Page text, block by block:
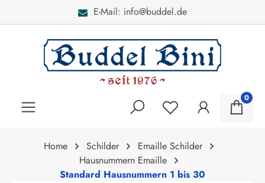
E-Mail: info@buddel.de
0
Home Schilder
Emaille Schilder
Hausnummern Emaille
Standard Hausnummern 1 bis 30